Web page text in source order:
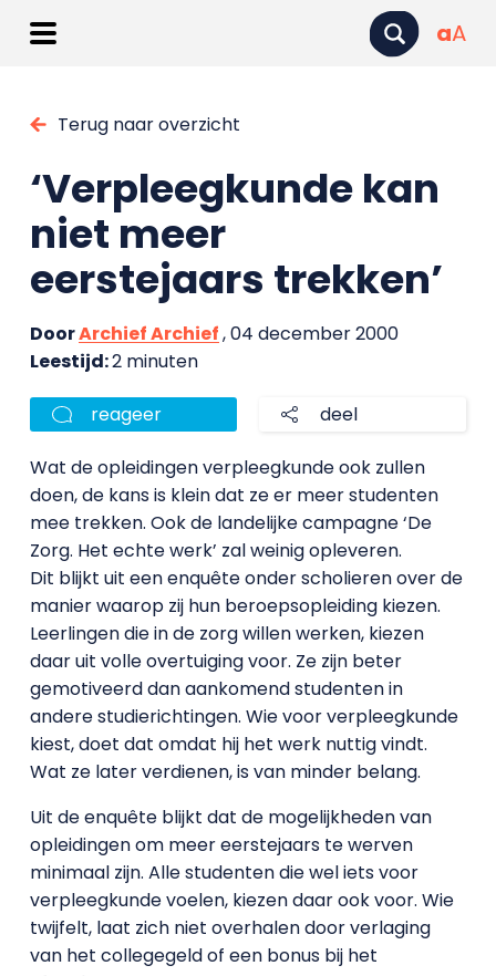
aA
Terug naar overzicht
‘Verpleegkunde kan
niet meer
eerstejaars trekken’
DoorArchief Archief, 04 december 2000
Leestijd:2 minuten
reageer deel
Wat de opleidingen verpleegkunde ook zullen
doen, de kans is klein dat ze er meer studenten
mee trekken. Ook de landelijke campagne ‘De
Zorg. Het echte werk’ zal weinig opleveren.
Dit blijkt uit een enquête onder scholieren over de
manier waarop zij hun beroepsopleiding kiezen.
Leerlingen die in de zorg willen werken, kiezen
daar uit volle overtuiging voor. Ze zijn beter
gemotiveerd dan aankomend studenten in
andere studierichtingen. Wie voor verpleegkunde
kiest, doet dat omdat hij het werk nuttig vindt.
Wat ze later verdienen, is van minder belang.
Uit de enquête blijkt dat de mogelijkheden van
opleidingen om meer eerstejaars te werven
minimaal zijn. Alle studenten die wel iets voor
verpleegkunde voelen, kiezen daar ook voor. Wie
twijfelt, laat zich niet overhalen door verlaging
van het collegegeld of een bonus bij het